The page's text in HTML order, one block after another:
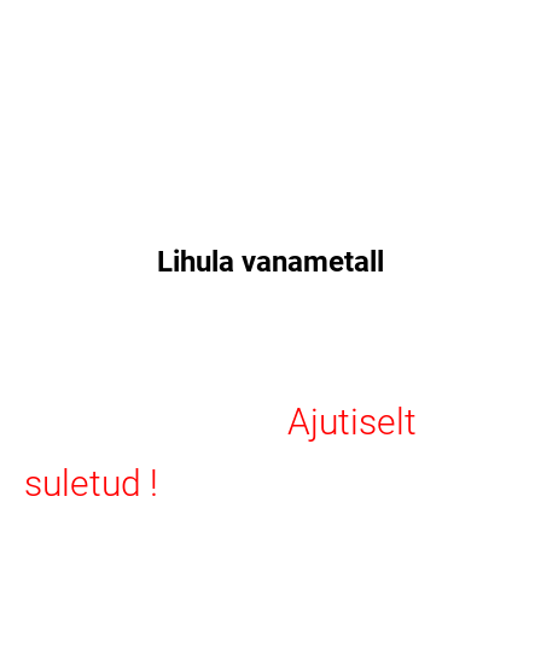
Lihula vanametall
Ajutiselt
suletud !